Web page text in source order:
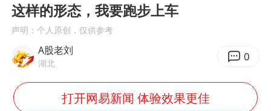
感觉全东北都在等7号
中央气象台发布台风黄色预警
扎哈罗娃批广岛市长不提美国原子弹
女子利用漏洞0元薅走3000多件家电
金饰克价大幅跳涨
这样的形态，我要跑步上车
声明：个人原创，仅供参考
A股老刘
湖北 0
打开网易新闻 体验效果更佳